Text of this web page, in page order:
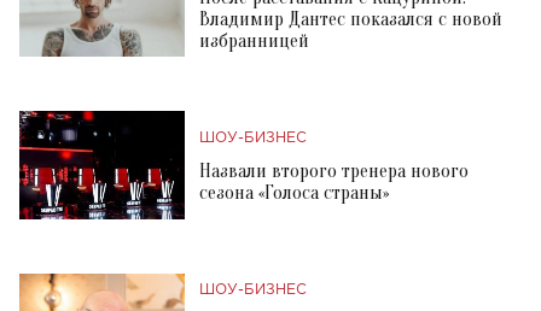
Владимир Дантес показался с новой
избранницей
ШОУ-БИЗНЕС
Назвали второго тренера нового
сезона «Голоса страны»
ШОУ-БИЗНЕС